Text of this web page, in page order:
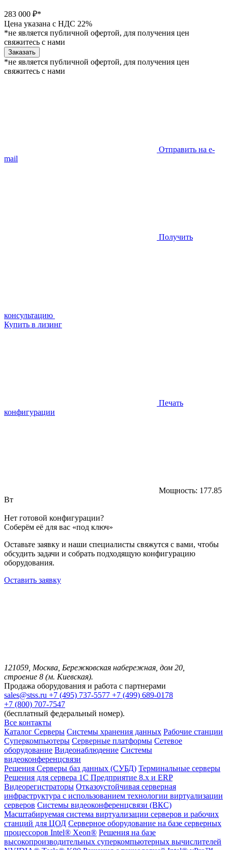
283 000 ₽*
Цена указана с НДС 22%
*не является публичной офертой, для получения цен
свяжитесь с нами
Заказать
*не является публичной офертой, для получения цен
свяжитесь с нами
Отправить на e-
mail
Получить
консультацию
Купить в лизинг
Печать
конфигурации
Мощность: 177.85
Вт
Нет готовой конфигурации?
Соберём её для вас «под ключ»
Оставьте заявку и наши специалисты свяжутся с вами, чтобы
обсудить задачи и собрать подходящую конфигурацию
оборудования.
Оставить заявку
121059, Москва, Бережковская набережная, дом 20,
строение 8 (м. Киевская).
Продажа оборудования и работа с партнерами
sales@stss.ru +7 (495) 737-5577 +7 (499) 689-0178
+7 (800) 707-7547
(бесплатный федеральный номер).
Все контакты
Каталог Серверы Системы хранения данных Рабочие станции
Суперкомпьютеры Серверные платформы Сетевое
оборудование Видеонаблюдение Системы
видеоконференцсвязи
Решения Серверы баз данных (СУБД) Терминальные серверы
Решения для сервера 1С Предприятие 8.x и ERP
Видеорегистраторы Отказоустойчивая серверная
инфраструктура с использованием технологии виртуализации
серверов Системы видеоконференцсвязи (ВКС)
Масштабируемая система виртуализации серверов и рабочих
станций для ЦОД Серверное оборудование на базе серверных
процессоров Intel® Xeon® Решения на базе
высокопроизводительных суперкомпьютерных вычислителей